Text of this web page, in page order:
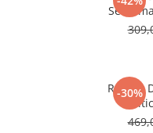
-30%
Rucsac